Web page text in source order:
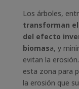
Los árboles,
transforman
del efecto
biomasa, y
evitan la
esta zona para
la erosión que